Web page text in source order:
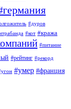
#дуров
#кот #кража
#питание
#рейтинг #рекорд
#умер #франция